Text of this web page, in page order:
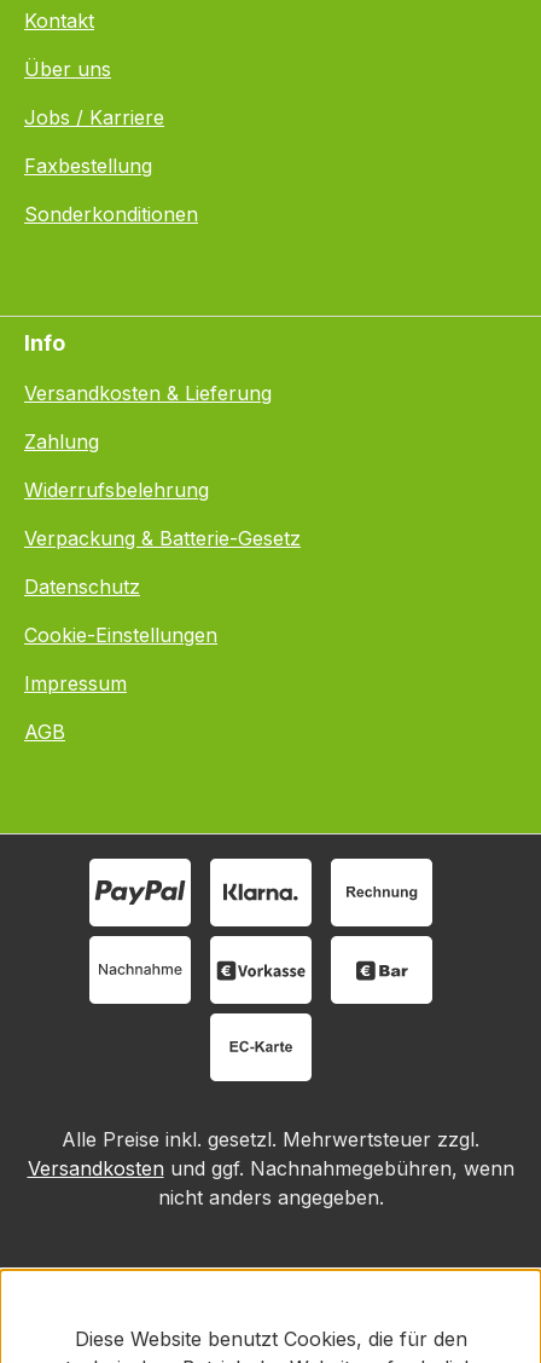
Kontakt
Über uns
Jobs / Karriere
Faxbestellung
Sonderkonditionen
Info
Versandkosten & Lieferung
Zahlung
Widerrufsbelehrung
Verpackung & Batterie-Gesetz
Datenschutz
Cookie-Einstellungen
Impressum
AGB
Alle Preise inkl. gesetzl. Mehrwertsteuer zzgl.
Versandkosten und ggf. Nachnahmegebühren, wenn
nicht anders angegeben.
Diese Website benutzt Cookies, die für den